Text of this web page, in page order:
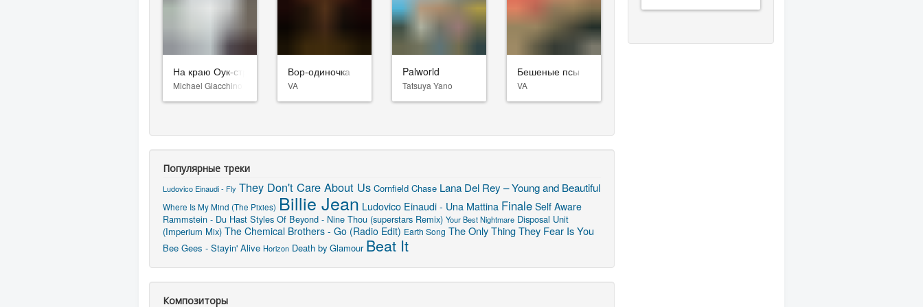
На краю Оук-стрит
Michael Giacchino
Вор-одиночка
VA
Palworld
Tatsuya Yano
Бешеные псы
VA
Популярные треки
Ludovico Einaudi - Fly They Don't Care About Us Cornfield Chase Lana Del Rey – Young and Beautiful
Where Is My Mind (The Pixies) Billie Jean Ludovico Einaudi - Una Mattina Finale Self Aware
Rammstein - Du Hast Styles Of Beyond - Nine Thou (superstars Remix) Your Best Nightmare Disposal Unit
(Imperium Mix) The Chemical Brothers - Go (Radio Edit) Earth Song The Only Thing They Fear Is You
Bee Gees - Stayin' Alive Horizon Death by Glamour Beat It
Композиторы